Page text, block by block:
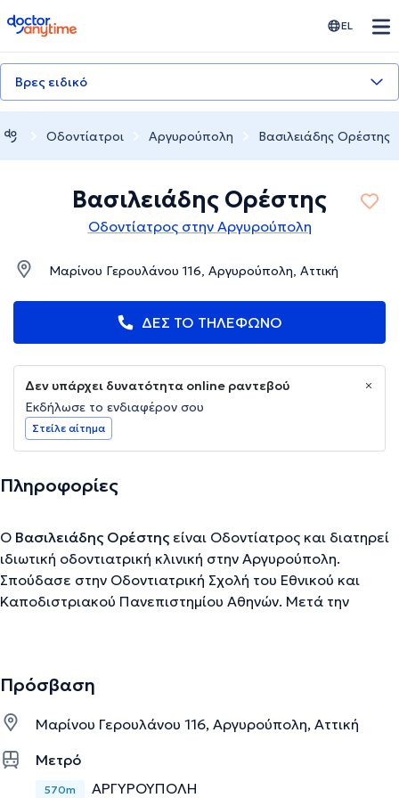
doctoranytime EL
Βρες ειδικό
Οδοντίατροι Αργυρούπολη Βασιλειάδης Ορέστης
Βασιλειάδης Ορέστης
Οδοντίατρος στην Αργυρούπολη
Μαρίνου Γερουλάνου 116, Αργυρούπολη, Αττική
ΔΕΣ ΤΟ ΤΗΛΕΦΩΝΟ
Δεν υπάρχει δυνατότητα online ραντεβού
Εκδήλωσε το ενδιαφέρον σου
Στείλε αίτημα
Πληροφορίες
Ο Βασιλειάδης Ορέστης είναι Οδοντίατρος και διατηρεί
ιδιωτική οδοντιατρική κλινική στην Αργυρούπολη.
Σπούδασε στην Οδοντιατρική Σχολή του Εθνικού και
Καποδιστριακού Πανεπιστημίου Αθηνών. Μετά την
Κέντρο Αθηνών. Για περισσότερα από 15 χρόνια ηγείται
χιλιάδες οδοντικά εμφυτεύματα. Αποτελεί ενεργό μέλος
μιας παγκόσμιας ομάδας Οδοντιάτρων η οποία ηγείται
της έρευνας και ανάπτυξης βιοϋλικών με στόχο την οστική
αναγέννηση. Καθ’ όλη τη σταδιοδρομία του, συμμετείχε
Πρόσβαση
Μαρίνου Γερουλάνου 116, Αργυρούπολη, Αττική
Μετρό
570m ΑΡΓΥΡΟΥΠΟΛΗ